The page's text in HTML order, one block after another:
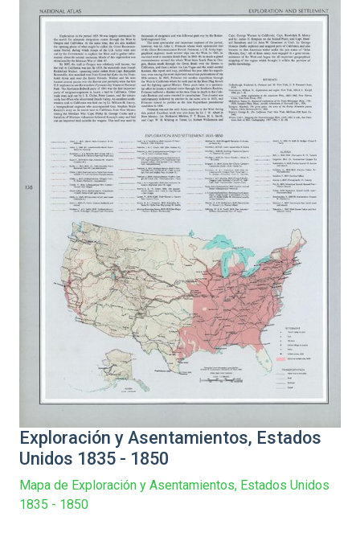
Exploración y Asentamientos, Estados
Unidos 1835 - 1850
Mapa de Exploración y Asentamientos, Estados Unidos
1835 - 1850